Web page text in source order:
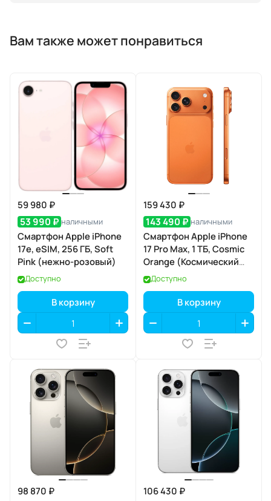
Вам также может понравиться
59 980 ₽
53 990 ₽ наличными
Смартфон Apple iPhone
17e, eSIM, 256 ГБ, Soft
Pink (нежно-розовый)
Доступно
В корзину
159 430 ₽
143 490 ₽ наличными
Смартфон Apple iPhone
17 Pro Max, 1 ТБ, Cosmic
Orange (Космический
оранжевый) SIM+eSIM
Доступно
В корзину
98 870 ₽ 106 430 ₽